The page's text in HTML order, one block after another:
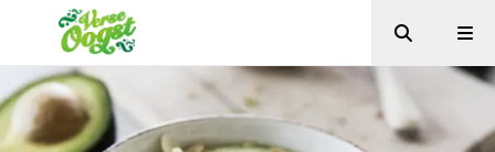
Verse Oogst
Zoeken